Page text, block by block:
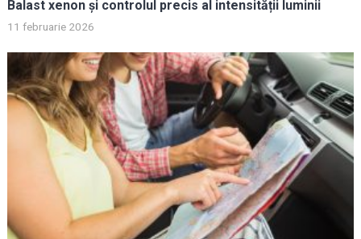
Balast xenon și controlul precis al intensității luminii
11 februarie 2026